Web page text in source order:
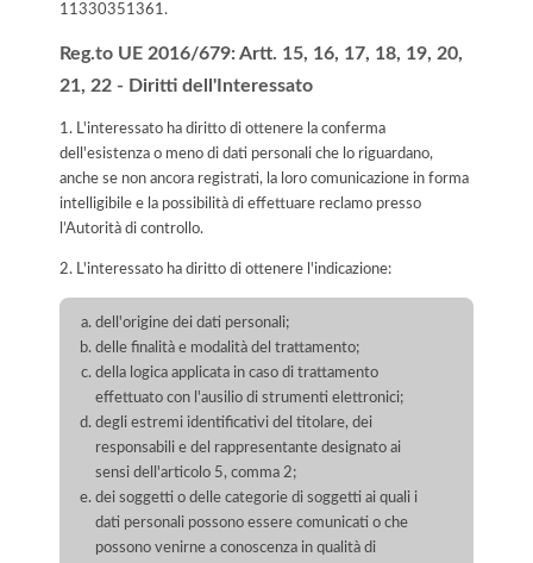
11330351361 .
Reg.to UE 2016/679: Artt. 15, 16, 17, 18, 19, 20,
21, 22 - Diritti dell'Interessato
1. L'interessato ha diritto di ottenere la conferma
dell'esistenza o meno di dati personali che lo riguardano,
anche se non ancora registrati, la loro comunicazione in forma
intelligibile e la possibilità di effettuare reclamo presso
l’Autorità di controllo.
2. L'interessato ha diritto di ottenere l'indicazione:
dell'origine dei dati personali;
delle finalità e modalità del trattamento;
della logica applicata in caso di trattamento
effettuato con l'ausilio di strumenti elettronici;
degli estremi identificativi del titolare, dei
responsabili e del rappresentante designato ai
sensi dell'articolo 5, comma 2;
dei soggetti o delle categorie di soggetti ai quali i
dati personali possono essere comunicati o che
possono venirne a conoscenza in qualità di